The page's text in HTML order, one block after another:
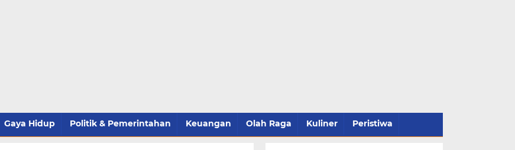
Gaya Hidup Politik & Pemerintahan Keuangan Olah Raga Kuliner Peristiwa